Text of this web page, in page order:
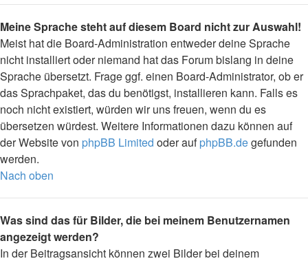
Meine Sprache steht auf diesem Board nicht zur Auswahl!
Meist hat die Board-Administration entweder deine Sprache
nicht installiert oder niemand hat das Forum bislang in deine
Sprache übersetzt. Frage ggf. einen Board-Administrator, ob er
das Sprachpaket, das du benötigst, installieren kann. Falls es
noch nicht existiert, würden wir uns freuen, wenn du es
übersetzen würdest. Weitere Informationen dazu können auf
der Website von phpBB Limited oder aufphpBB.degefunden
werden.
Nach oben
Was sind das für Bilder, die bei meinem Benutzernamen
angezeigt werden?
In der Beitragsansicht können zwei Bilder bei deinem